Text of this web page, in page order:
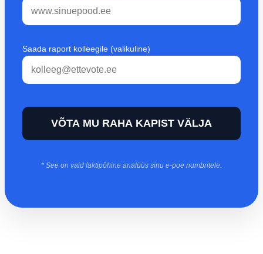
Saada raport kolleegile (valikuline)
* See on vaid faktipõhine analüüs sinu e-poe numbritele.